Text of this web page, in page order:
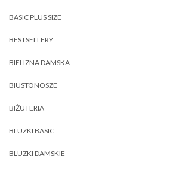
BASIC PLUS SIZE
BESTSELLERY
BIELIZNA DAMSKA
BIUSTONOSZE
BIŻUTERIA
BLUZKI BASIC
BLUZKI DAMSKIE